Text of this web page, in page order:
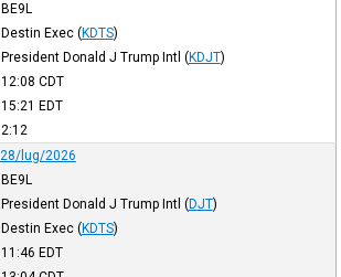
BE9L
Destin Exec (KDTS)
President Donald J Trump Intl (KDJT)
12:08 CDT
15:21 EDT
2:12
28/lug/2026
BE9L
President Donald J Trump Intl (DJT)
Destin Exec (KDTS)
11:46 EDT